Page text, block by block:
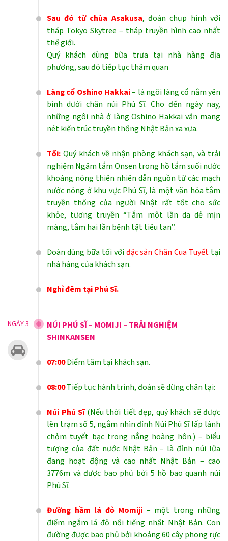
Sau đó từ chùa Asakusa, đoàn chụp hình với
tháp Tokyo Skytree – tháp truyền hình cao nhất
thế giới.
Quý khách dùng bữa trưa tại nhà hàng địa
phương, sau đó tiếp tục thăm quan
Làng cổ Oshino Hakkai– là ngôi làng cổ nằm yên
bình dưới chân núi Phú Sĩ. Cho đến ngày nay,
những ngôi nhà ở làng Oshino Hakkai vẫn mang
nét kiến trúc truyền thống Nhật Bản xa xưa.
Tối: Quý khách về nhận phòng khách sạn, và trải
nghiệm Ngâm tắm Onsen trong hồ tắm suối nước
khoáng nóng thiên nhiên dẫn nguồn từ các mạch
nước nóng ở khu vực Phú Sĩ, là một văn hóa tắm
truyền thống của người Nhật rất tốt cho sức
khỏe, tương truyền “Tắm một lần da dẻ mịn
màng, tắm hai lần bệnh tật tiêu tan”.
Đoàn dùng bữa tối vớiđặc sản Chân Cua Tuyết tại
nhà hàng của khách sạn.
Nghỉ đêm tại Phú Sĩ.
NGÀY 3
NÚI PHÚ SĨ – MOMIJI – TRẢI NGHIỆM
SHINKANSEN
07:00Điểm tâm tại khách sạn.
08:00Tiếp tục hành trình, đoàn sẽ dừng chân tại:
Núi Phú Sĩ(Nếu thời tiết đẹp, quý khách sẽ được
lên trạm số 5, ngắm nhìn đỉnh Núi Phú Sĩ lấp lánh
chỏm tuyết bạc trong nắng hoàng hôn.) – biểu
tượng của đất nước Nhật Bản – là đỉnh núi lửa
đang hoạt động và cao nhất Nhật Bản – cao
3776m và được bao phủ bởi 5 hồ bao quanh núi
Phú Sĩ.
Đường hầm lá đỏ Momiji – một trong những
điểm ngắm lá đỏ nổi tiếng nhất Nhật Bản. Con
đường được bao phủ bởi khoảng 60 cây phong rực